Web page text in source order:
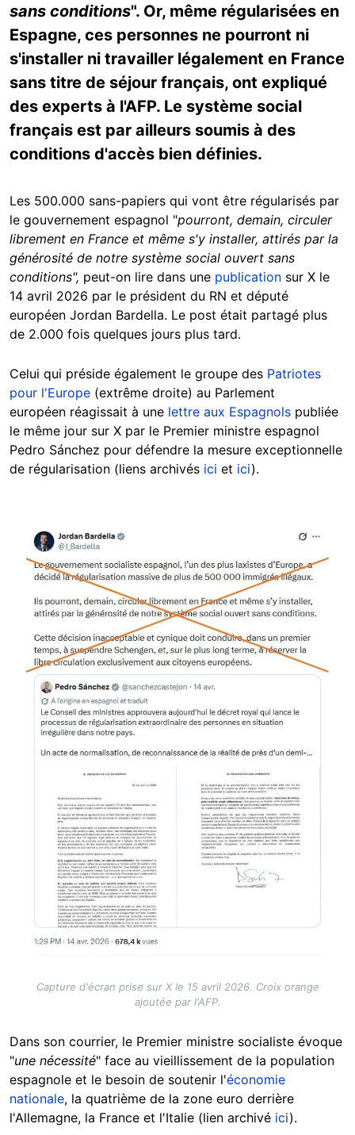
sans conditions". Or, même régularisées en
Espagne, ces personnes ne pourront ni
s'installer ni travailler légalement en France
sans titre de séjour français, ont expliqué
des experts à l'AFP. Le système social
français est par ailleurs soumis à des
conditions d'accès bien définies.
Les 500.000 sans-papiers qui vont être régularisés par
le gouvernement espagnol "pourront, demain, circuler
librement en France et même s'y installer, attirés par la
générosité de notre système social ouvert sans
conditions", peut-on lire dans une publication sur X le
14 avril 2026 par le président du RN et député
européen Jordan Bardella. Le post était partagé plus
de 2.000 fois quelques jours plus tard.
Celui qui préside également le groupe des Patriotes
pour l'Europe (extrême droite) au Parlement
européen réagissait à une lettre aux Espagnols publiée
le même jour sur X par le Premier ministre espagnol
Pedro Sánchez pour défendre la mesure exceptionnelle
de régularisation (liens archivés ici et ici).
Image
Capture d'écran prise sur X le 15 avril 2026. Croix orange
ajoutée par l'AFP.
Dans son courrier, le Premier ministre socialiste évoque
"une nécessité" face au vieillissement de la population
espagnole et le besoin de soutenir l'économie
nationale, la quatrième de la zone euro derrière
l'Allemagne, la France et l'Italie (lien archivé ici).